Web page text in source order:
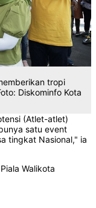
tropi
Diskominfo Kota
(Atlet-atlet)
satu event
tingkat Nasional," ia
Walikota